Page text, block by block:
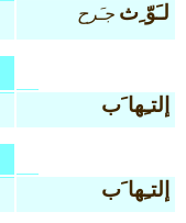
لـَوّ ِث جـَرح
إلتـِها َب
إلتـِها َب